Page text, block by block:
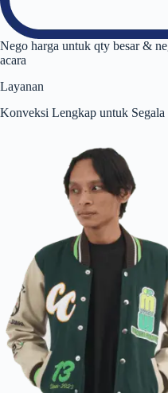
Nego harga untuk qty besar &
acara
Layanan
Konveksi Lengkap untuk